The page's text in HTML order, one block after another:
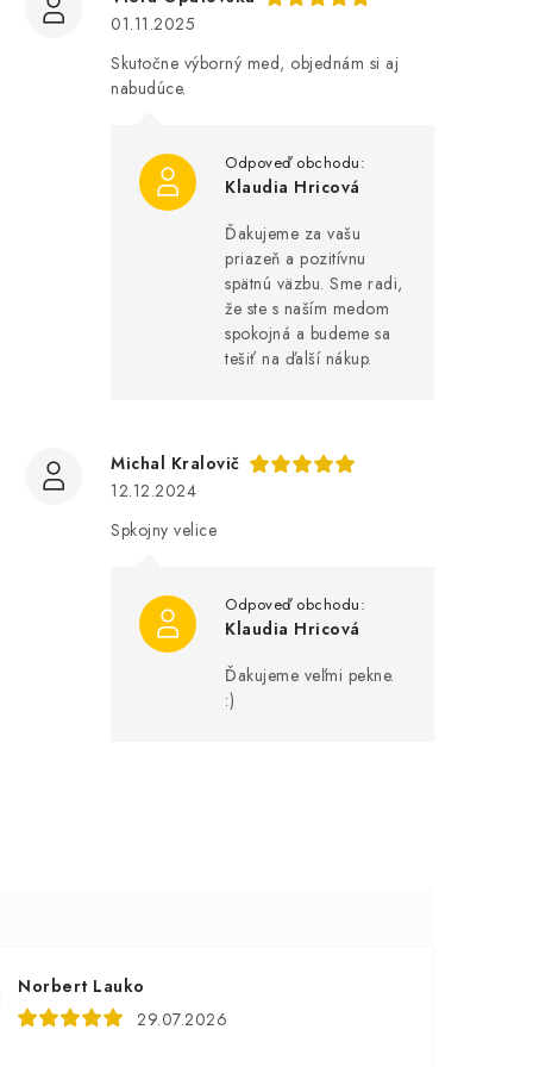
01.11.2025
Skutočne výborný med, objednám si aj
nabudúce.
Klaudia Hricová
Ďakujeme za vašu
priazeň a pozitívnu
spätnú väzbu. Sme radi,
že ste s naším medom
spokojná a budeme sa
tešiť na ďalší nákup.
Michal Kralovič
12.12.2024
Spkojny velice
Klaudia Hricová
Ďakujeme veľmi pekne.
:)
Norbert Lauko
29.07.2026